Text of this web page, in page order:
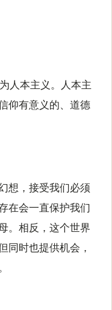
人本主义。人本主
仰有意义的、道德
想，接受我们必须
在会一直保护我们
。相反，这个世界
同时也提供机会，